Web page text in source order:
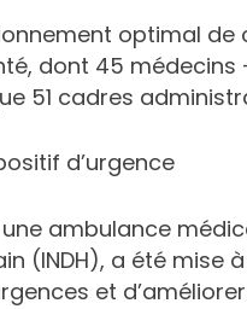
optimal
dont 45 médecins
51 cadres
d’urgence
ambulance
(INDH), a été mise
et